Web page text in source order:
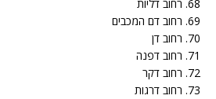
68. רחוב דליות
69. רחוב דם המכבים
70. רחוב דן
71. רחוב דפנה
72. רחוב דקר
73. רחוב דרגות